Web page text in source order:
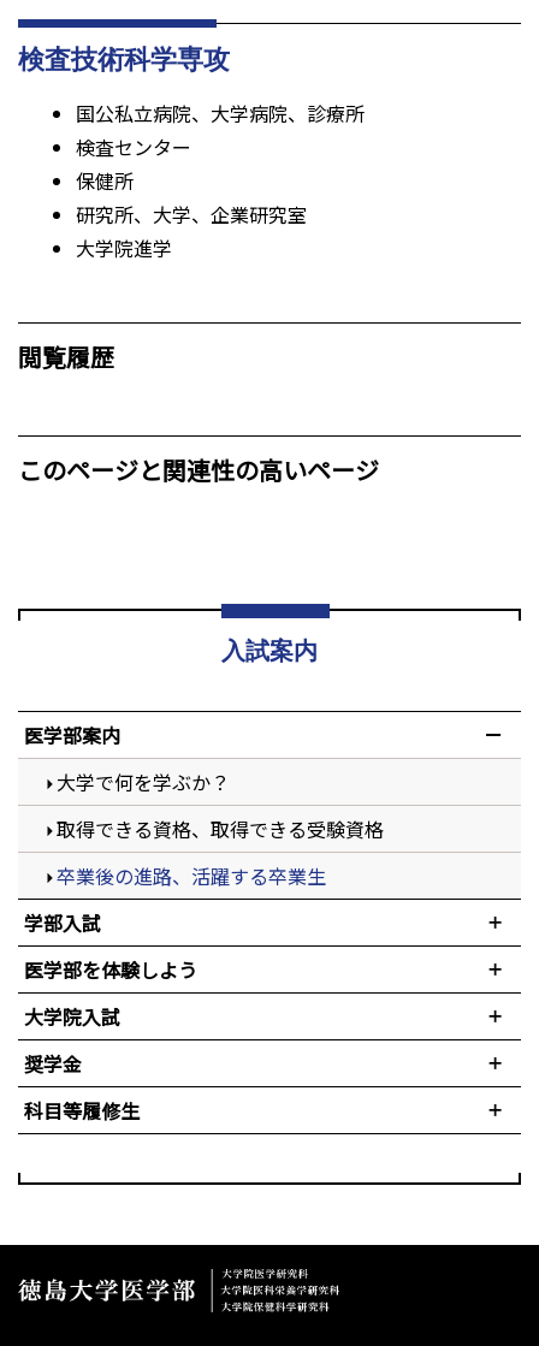
検査技術科学専攻
国公私立病院、大学病院、診療所
検査センター
保健所
研究所、大学、企業研究室
大学院進学
閲覧履歴
このページと関連性の高いページ
入試案内
医学部案内
大学で何を学ぶか？
取得できる資格、取得できる受験資格
卒業後の進路、活躍する卒業生
学部入試
医学部を体験しよう
大学院入試
奨学金
科目等履修生